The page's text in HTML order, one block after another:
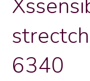
6340